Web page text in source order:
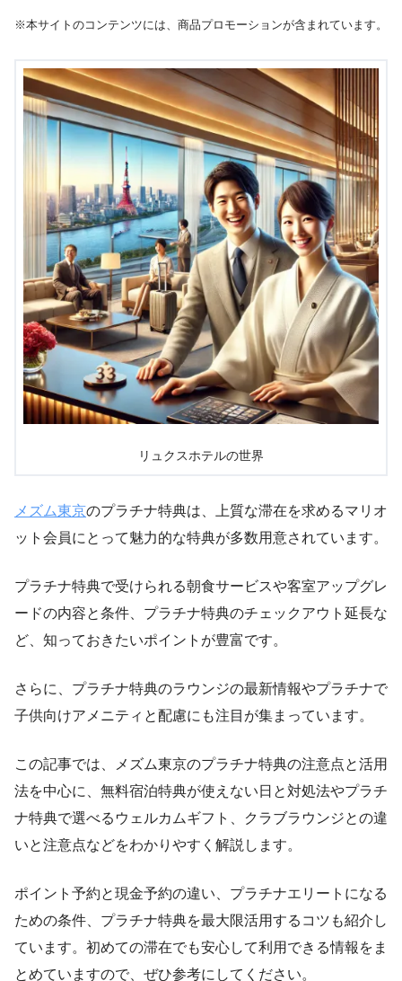
※本サイトのコンテンツには、商品プロモーションが含まれています。
リュクスホテルの世界
メズム東京のプラチナ特典は、上質な滞在を求めるマリオ
ット会員にとって魅力的な特典が多数用意されています。
プラチナ特典で受けられる朝食サービスや客室アップグレ
ードの内容と条件、プラチナ特典のチェックアウト延長な
ど、知っておきたいポイントが豊富です。
さらに、プラチナ特典のラウンジの最新情報やプラチナで
子供向けアメニティと配慮にも注目が集まっています。
この記事では、メズム東京のプラチナ特典の注意点と活用
法を中心に、無料宿泊特典が使えない日と対処法やプラチ
ナ特典で選べるウェルカムギフト、クラブラウンジとの違
いと注意点などをわかりやすく解説します。
ポイント予約と現金予約の違い、プラチナエリートになる
ための条件、プラチナ特典を最大限活用するコツも紹介し
ています。初めての滞在でも安心して利用できる情報をま
とめていますので、ぜひ参考にしてください。